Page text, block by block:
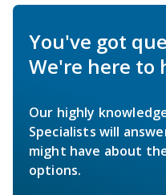
You've got
We're here to
Our highly
Specialists will
might have about
options.